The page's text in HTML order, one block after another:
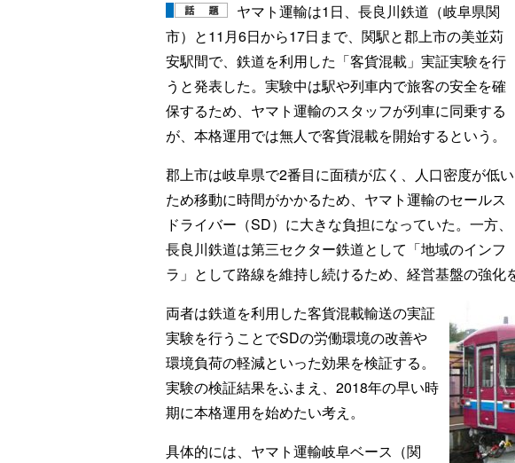
ヤマト運輸は1日、長良川鉄道（岐阜県関
市）と11月6日から17日まで、関駅と郡上市の美並苅
安駅間で、鉄道を利用した「客貨混載」実証実験を行
うと発表した。実験中は駅や列車内で旅客の安全を確
保するため、ヤマト運輸のスタッフが列車に同乗する
が、本格運用では無人で客貨混載を開始するという。
郡上市は岐阜県で2番目に面積が広く、人口密度が低い
ため移動に時間がかかるため、ヤマト運輸のセールス
ドライバー（SD）に大きな負担になっていた。一方、
長良川鉄道は第三セクター鉄道として「地域のインフ
ラ」として路線を維持し続けるため、経営基盤の強化
両者は鉄道を利用した客貨混載輸送の実証
実験を行うことでSDの労働環境の改善や
環境負荷の軽減といった効果を検証する。
実験の検証結果をふまえ、2018年の早い時
期に本格運用を始めたい考え。
具体的には、ヤマト運輸岐阜ベース（関